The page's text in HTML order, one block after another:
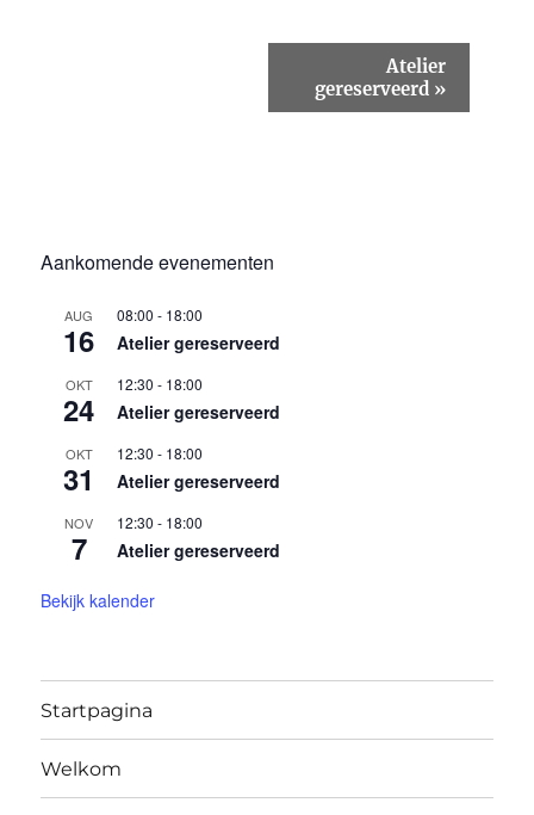
t
a
v
i
g
a
t
i
e
Atelier
gereserveerd »
Aankomende evenementen
AUG
16
08:00 - 18:00
Atelier gereserveerd
OKT
24
12:30 - 18:00
Atelier gereserveerd
OKT
31
12:30 - 18:00
Atelier gereserveerd
NOV
7
12:30 - 18:00
Atelier gereserveerd
Bekijk kalender
Startpagina
Welkom